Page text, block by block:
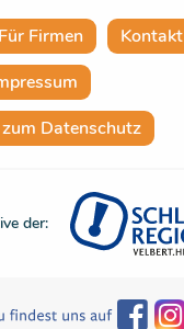
Für Firmen
Kontakt
Datenschutz
der: